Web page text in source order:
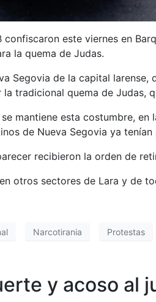
confiscaron este viernes en
la quema de Judas.
Segovia de la capital
tradicional quema de Judas,
mantiene esta costumbre,
de Nueva Segovia ya
recibieron la orden de
otros sectores de Lara y de
Narcotirania Protestas
y acoso al